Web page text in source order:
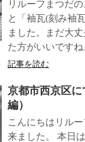
リルーフまつだ
と「袖瓦(刻み袖
ました。まだ大
た方がいいですね
記事を読む
京都市西京区
編）
こんにちはリル
来ました。 本日